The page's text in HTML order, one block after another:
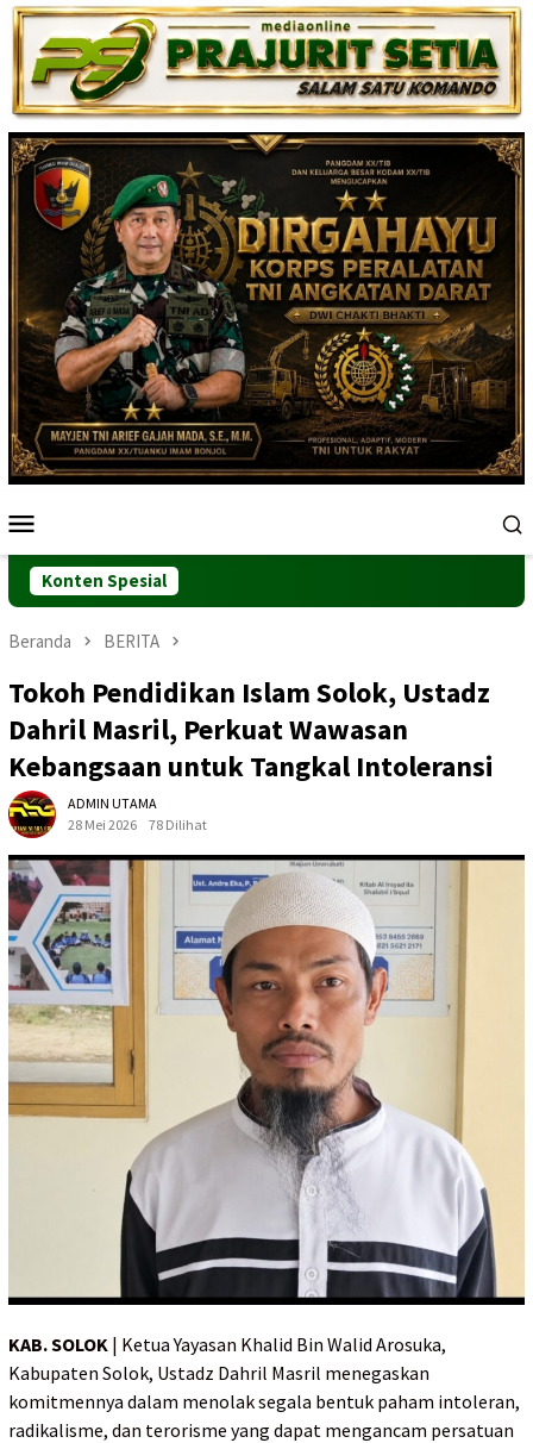
Loncat
ke
konten
Mobile
Konten Spesial
Beranda BERITA
Tokoh Pendidikan Islam Solok, Ustadz
Dahril Masril, Perkuat Wawasan
Kebangsaan untuk Tangkal Intoleransi
ADMIN UTAMA
28 Mei 2026
78 Dilihat
KAB. SOLOK | Ketua Yayasan Khalid Bin Walid Arosuka,
Kabupaten Solok, Ustadz Dahril Masril menegaskan
komitmennya dalam menolak segala bentuk paham intoleran,
radikalisme, dan terorisme yang dapat mengancam persatuan